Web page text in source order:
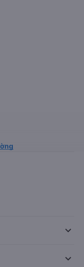
keyboard_arrow_down
keyboard_arrow_down